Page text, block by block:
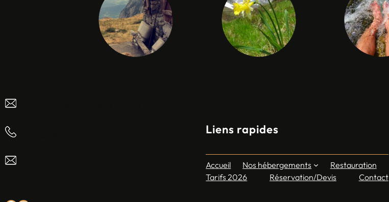
Liens rapides
Accueil Nos hébergements
Restauration
Tarifs 2026
Réservation/Devis Contact